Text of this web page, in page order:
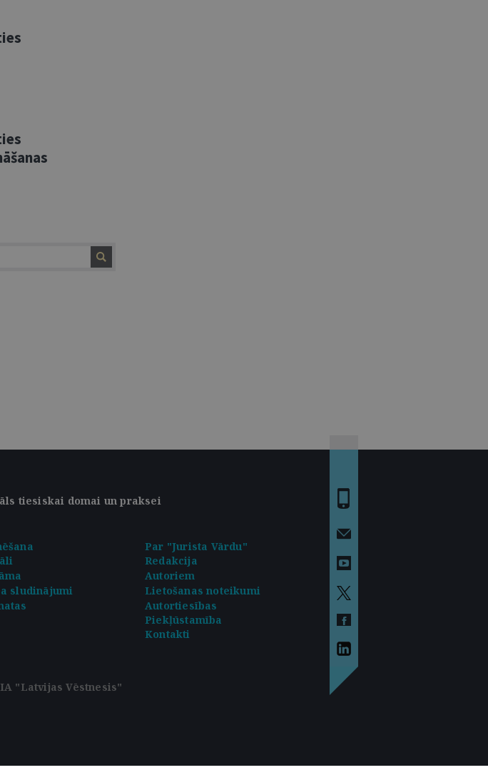
tiesiskai domai un praksei
Par "Jurista Vārdu"
Redakcija
Autoriem
sludinājumi
Lietošanas noteikumi
Autortiesības
Piekļūstamība
Kontakti
"Latvijas Vēstnesis"